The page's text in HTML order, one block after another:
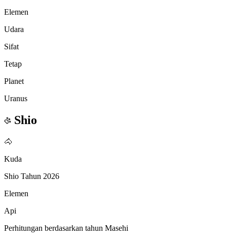
Elemen
Udara
Sifat
Tetap
Planet
Uranus
Shio
🐴
Kuda
Shio Tahun 2026
Elemen
Api
Perhitungan berdasarkan tahun Masehi